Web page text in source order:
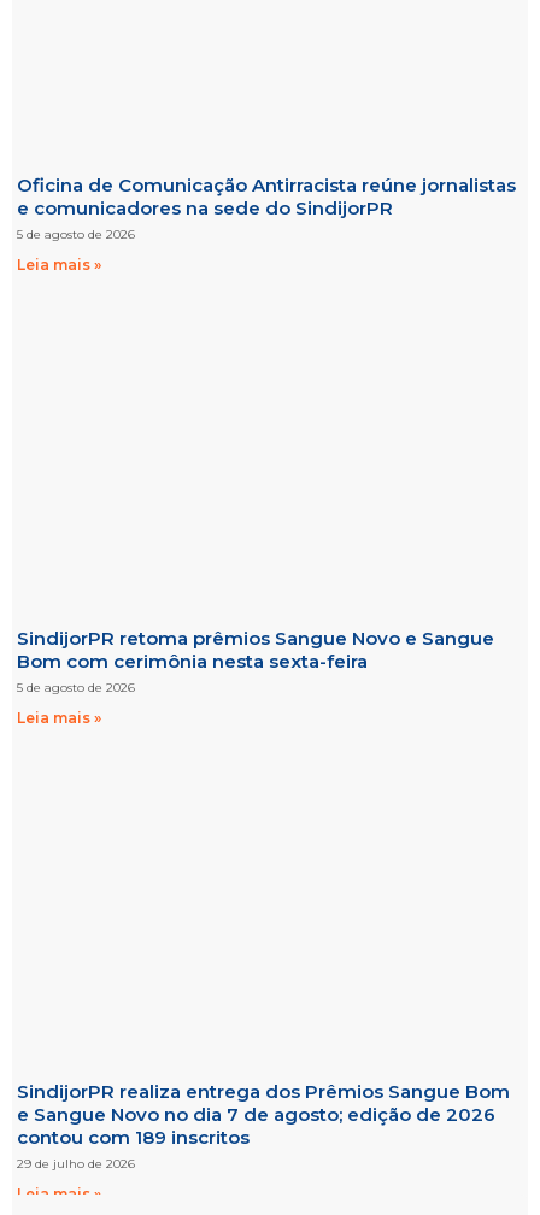
Oficina de Comunicação Antirracista reúne jornalistas
e comunicadores na sede do SindijorPR
5 de agosto de 2026
Leia mais »
SindijorPR retoma prêmios Sangue Novo e Sangue
Bom com cerimônia nesta sexta-feira
5 de agosto de 2026
Leia mais »
SindijorPR realiza entrega dos Prêmios Sangue Bom
e Sangue Novo no dia 7 de agosto; edição de 2026
contou com 189 inscritos
29 de julho de 2026
Leia mais »